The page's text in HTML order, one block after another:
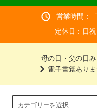
営業時間：「
定休日：日祝
母の日・父の日
電子書籍ありま